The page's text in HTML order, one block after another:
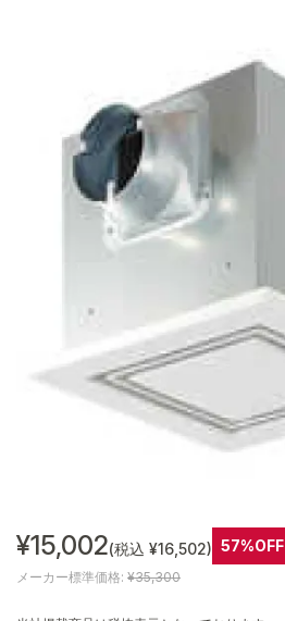
¥15,002(税込 ¥16,502) 57%OFF
メーカー標準価格: ¥35,300